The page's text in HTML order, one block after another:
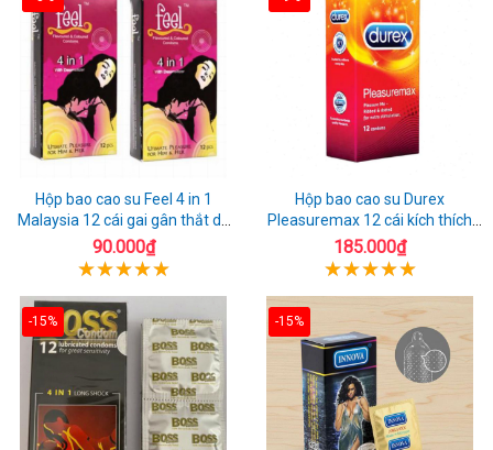
Hộp bao cao su Feel 4 in 1
Malaysia 12 cái gai gân thắt dễ
sử dụng
90.000₫
Hộp bao cao su Durex
Pleasuremax 12 cái kích thích
tăng khoái cảm
185.000₫
-15% -15%